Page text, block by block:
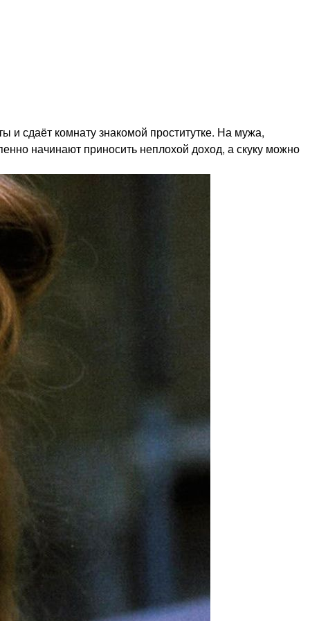
сдаёт комнату знакомой проститутке. На мужа,
начинают приносить неплохой доход, а скуку можно